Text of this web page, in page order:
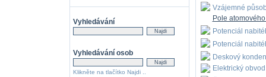
Vyhledávání
Vyhledávání osob
Klikněte na tlačítko Najdi ..
Vzájemné
Pole
Potenciál
Potenciál
Deskový
Elektrický